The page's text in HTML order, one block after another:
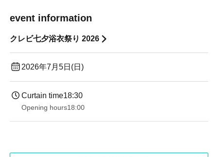
event information
クレビ七夕浴衣祭り 2026
2026年7月5日(日)
Curtain time18:30
Opening hours18:00